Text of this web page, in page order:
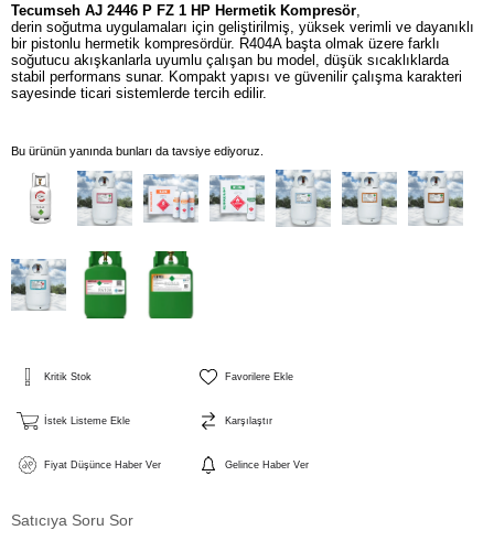
Tecumseh AJ 2446 P FZ 1 HP Hermetik Kompresör
derin soğutma uygulamaları için geliştirilmiş, yüksek verimli ve dayanıklı
bir pistonlu hermetik kompresördür. R404A başta olmak üzere farklı
soğutucu akışkanlarla uyumlu çalışan bu model, düşük sıcaklıklarda
stabil performans sunar. Kompakt yapısı ve güvenilir çalışma karakteri
sayesinde ticari sistemlerde tercih edilir.
Bu ürünün yanında bunları da tavsiye ediyoruz.
Kritik Stok Favorilere Ekle
İstek Listeme Ekle Karşılaştır
Fiyat Düşünce Haber Ver Gelince Haber Ver
Satıcıya Soru Sor